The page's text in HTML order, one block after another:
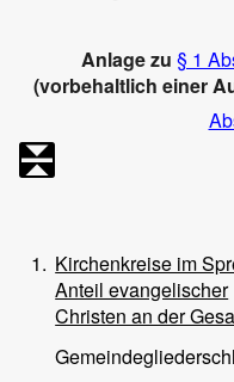
Anlage zu § 1
(vorbehaltlich einer
1. Kirchenkreise im
Anteil evangelischer
Christen an der